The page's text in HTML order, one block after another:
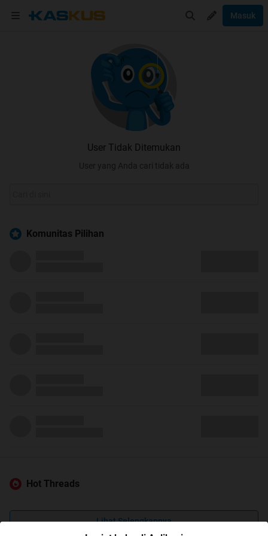
Masuk
User Tidak Ditemukan
User yang Anda cari tidak ada
Komunitas Pilihan
Hot Threads
Lihat Selengkapnya